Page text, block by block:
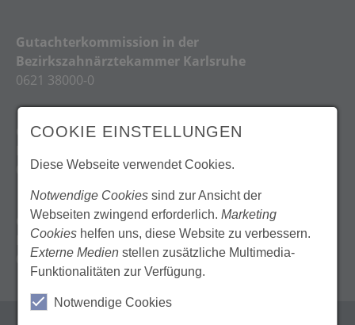
Gutachterkommission in der
Bezirkszahnärztekammer Karlsruhe
0621 38000-0
Gutachterkommission in der
0711 7877-0
Gutachterkommission in der
Bezirkszahnärztekammer Tübingen
07071 911-0
COOKIE EINSTELLUNGEN
Diese Webseite verwendet Cookies.
Notwendige Cookiessind zur Ansicht der
Webseiten zwingend erforderlich.Marketing
Cookies helfen uns, diese Website zu verbessern.
Externe Medienstellen zusätzliche Multimedia-
Funktionalitäten zur Verfügung.
Notwendige Cookies